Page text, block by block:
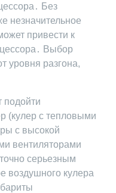
Без
незначительное
привести к
Выбор
уровня разгона,
подойти
(кулер с тепловыми
с высокой
вентиляторами
серьезным
воздушного кулера